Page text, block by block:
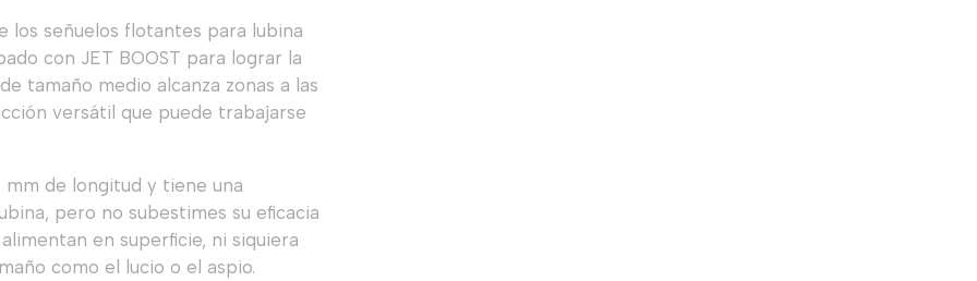
los señuelos flotantes para lubina
con JET BOOST para lograr la
tamaño medio alcanza zonas a las
versátil que puede trabajarse
mm de longitud y tiene una
pero no subestimes su eficacia
en superficie, ni siquiera
como el lucio o el aspio.